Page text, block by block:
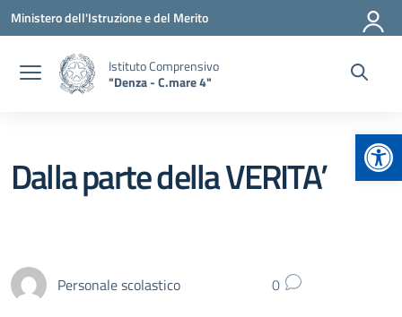
Vai ai contenuti
Vai al menu di navigazione
Vai al footer
Ministero dell'Istruzione e del Merito
Istituto Comprensivo
"Denza - C.mare 4"
Dalla parte della VERITA’
Personale scolastico 0